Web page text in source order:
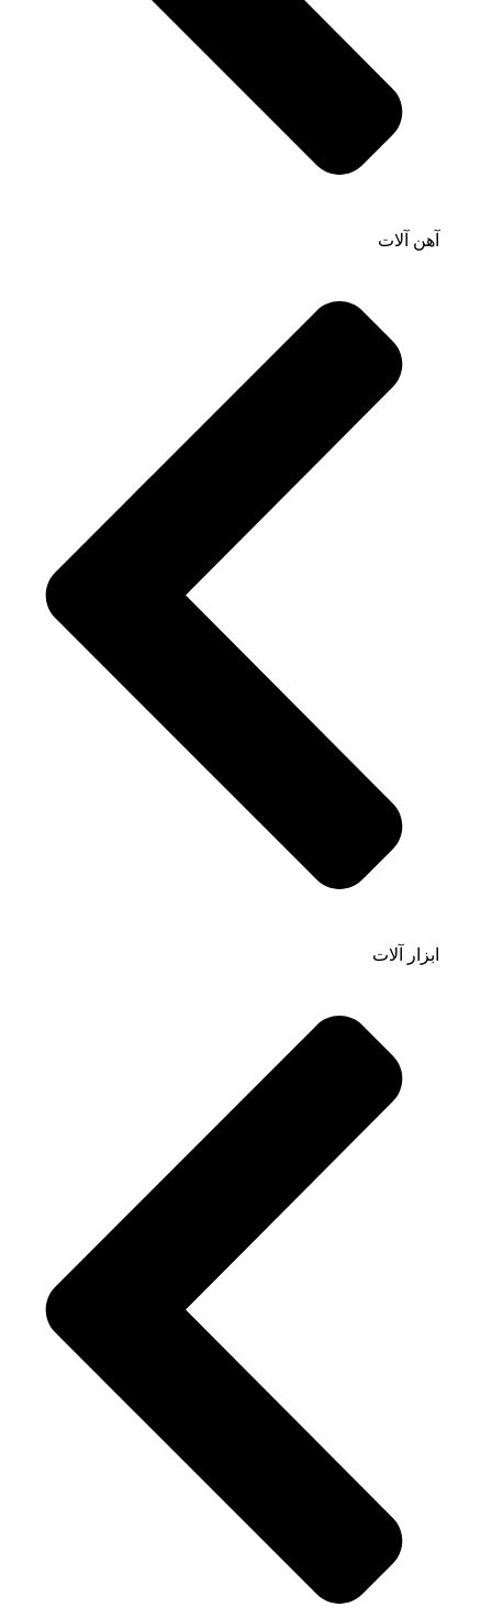
آهن آلات
ابزار آلات